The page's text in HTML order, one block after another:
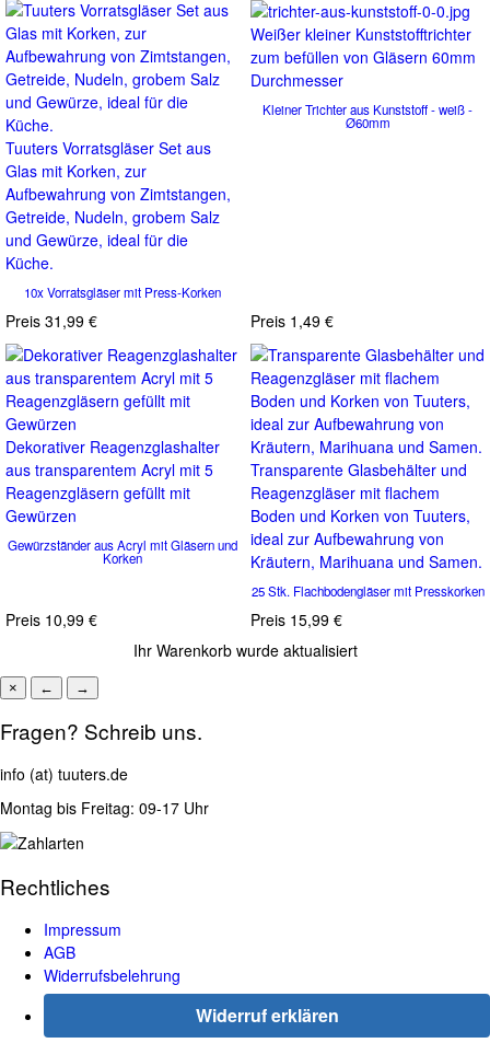
Tuuters Vorratsgläser Set aus
Glas mit Korken, zur
Aufbewahrung von Zimtstangen,
Getreide, Nudeln, grobem Salz
und Gewürze, ideal für die
Küche.
10x Vorratsgläser mit Press-Korken
Preis 31,99 €
Weißer kleiner Kunststofftrichter
zum befüllen von Gläsern 60mm
Durchmesser
Kleiner Trichter aus Kunststoff - weiß -
Ø60mm
Preis 1,49 €
Dekorativer Reagenzglashalter
aus transparentem Acryl mit 5
Reagenzgläsern gefüllt mit
Gewürzen
Gewürzständer aus Acryl mit Gläsern und
Korken
Preis 10,99 €
Transparente Glasbehälter und
Reagenzgläser mit flachem
Boden und Korken von Tuuters,
ideal zur Aufbewahrung von
Kräutern, Marihuana und Samen.
25 Stk. Flachbodengläser mit Presskorken
Preis 15,99 €
Ihr Warenkorb wurde aktualisiert
× ← →
Fragen? Schreib uns.
info (at) tuuters.de
Montag bis Freitag: 09-17 Uhr
Rechtliches
Impressum
AGB
Widerrufsbelehrung
Widerruf erklären